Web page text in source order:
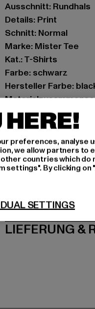
Ausschnitt: Rundhals
Details: Print
Schnitt: Normal
Marke: Mister Tee
Kat.: T-Shirts
Farbe: schwarz
Hersteller Farbe:
Art.Nr: MT3626-00007
Hersteller: TB
Dr.-Robert-Murjahn-
LIEFERUNG &
preferences, analyse
we allow partners to
countries which do
By clicking
SETTINGS